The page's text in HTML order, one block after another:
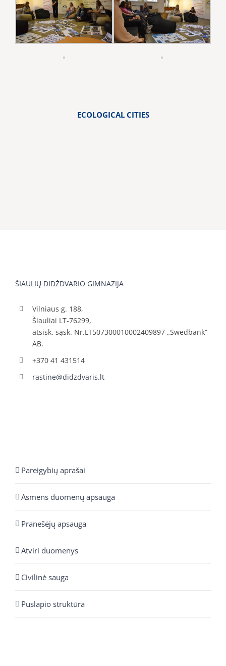
ECOLOGICAL CITIES
ŠIAULIŲ DIDŽDVARIO GIMNAZIJA
Vilniaus g. 188,
Šiauliai LT-76299,
atsisk. sąsk. Nr.LT507300010002409897 „Swedbank“
AB.
+370 41 431514
rastine@didzdvaris.lt
Pareigybių aprašai
Asmens duomenų apsauga
Pranešėjų apsauga
Atviri duomenys
Civilinė sauga
Puslapio struktūra